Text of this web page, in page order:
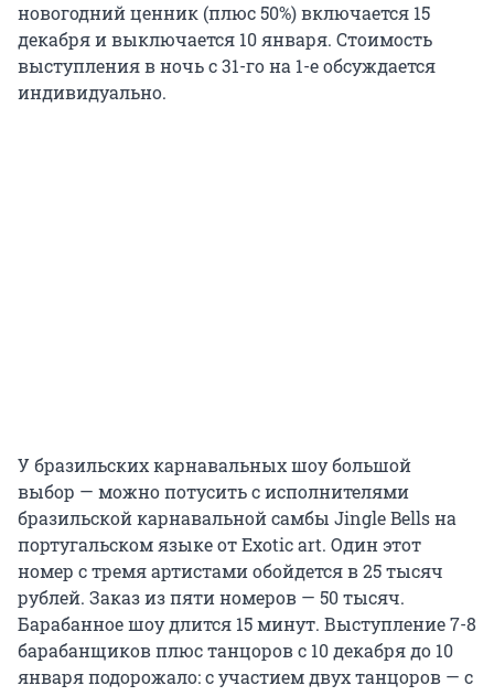
новогодний ценник (плюс 50%) включается 15
декабря и выключается 10 января. Стоимость
выступления в ночь с 31-го на 1-е обсуждается
индивидуально.
У бразильских карнавальных шоу большой
выбор — можно потусить с исполнителями
бразильской карнавальной самбы Jingle Bells на
португальском языке от Exotic art. Один этот
номер с тремя артистами обойдется в 25 тысяч
рублей. Заказ из пяти номеров — 50 тысяч.
Барабанное шоу длится 15 минут. Выступление 7-8
барабанщиков плюс танцоров с 10 декабря до 10
января подорожало: с участием двух танцоров — с